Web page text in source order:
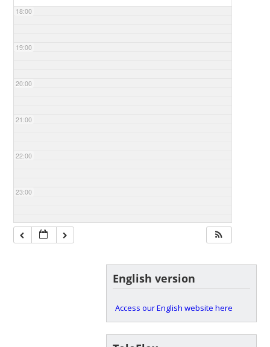
18:00
19:00
20:00
21:00
22:00
23:00
English version
Access our English website here